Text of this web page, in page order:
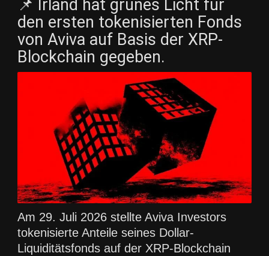
📌 Irland hat grünes Licht für
den ersten tokenisierten Fonds
von Aviva auf Basis der XRP-
Blockchain gegeben.
Am 29. Juli 2026 stellte Aviva Investors
tokenisierte Anteile seines Dollar-
Liquiditätsfonds auf der XRP-Blockchain